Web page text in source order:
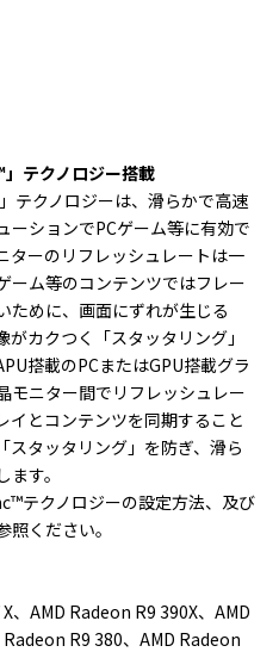
テクノロジー搭載
テクノロジーは、滑らかで高速
ーションでPCゲーム等に有効で
ターのリフレッシュレートは一
ーム等のコンテンツではフレー
ために、画面にずれが生じる
がカクつく「スタッタリング」
搭載のPCまたはGPU搭載グラ
モニター間でリフレッシュレー
イとコンテンツを同期すること
スタッタリング」を防ぎ、滑ら
す。
テクノロジーの設定方法、及び
照ください。
、AMD Radeon R9 390X、AMD
R9 380、AMD Radeon